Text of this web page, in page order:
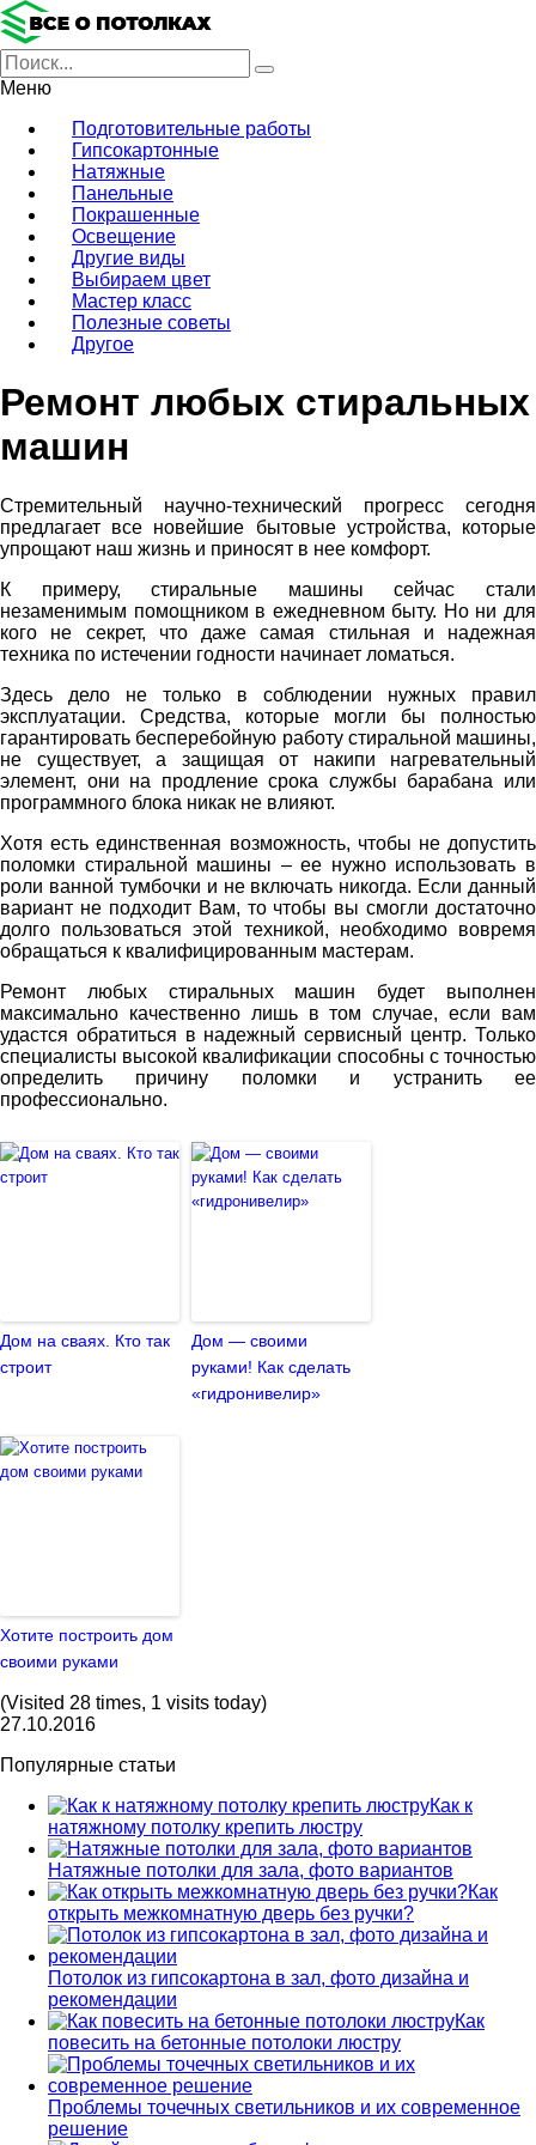
Меню
Подготовительные работы
Гипсокартонные
Натяжные
Панельные
Покрашенные
Освещение
Другие виды
Выбираем цвет
Мастер класс
Полезные советы
Другое
Ремонт любых стиральных
машин
Стремительный научно-технический прогресс сегодня
предлагает все новейшие бытовые устройства, которые
упрощают наш жизнь и приносят в нее комфорт.
К примеру, стиральные машины сейчас стали
незаменимым помощником в ежедневном быту. Но ни для
кого не секрет, что даже самая стильная и надежная
техника по истечении годности начинает ломаться.
Здесь дело не только в соблюдении нужных правил
эксплуатации. Средства, которые могли бы полностью
гарантировать бесперебойную работу стиральной машины,
не существует, а защищая от накипи нагревательный
элемент, они на продление срока службы барабана или
программного блока никак не влияют.
Хотя есть единственная возможность, чтобы не допустить
поломки стиральной машины – ее нужно использовать в
роли ванной тумбочки и не включать никогда. Если данный
вариант не подходит Вам, то чтобы вы смогли достаточно
долго пользоваться этой техникой, необходимо вовремя
обращаться к квалифицированным мастерам.
Ремонт любых стиральных машин будет выполнен
максимально качественно лишь в том случае, если вам
удастся обратиться в надежный сервисный центр. Только
специалисты высокой квалификации способны с точностью
определить причину поломки и устранить ее
профессионально.
Дом на сваях. Кто так
строит
Дом — своими
руками! Как сделать
«гидронивелир»
Хотите построить дом
своими руками
(Visited 28 times, 1 visits today)
27.10.2016
Популярные статьи
Как к
натяжному потолку крепить люстру
Натяжные потолки для зала, фото вариантов
Как
открыть межкомнатную дверь без ручки?
Потолок из гипсокартона в зал, фото дизайна и
рекомендации
Как
повесить на бетонные потолоки люстру
Проблемы точечных светильников и их современное
решение